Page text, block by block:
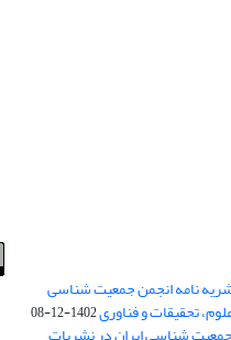
نامه انجمن جمعیت شناسی
تحقیقات و فناوری1402-12-08